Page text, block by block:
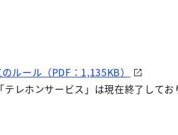
ルール（PDF：1,135KB）
レホンサービス」は現在終了してお